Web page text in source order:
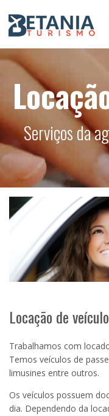
Serviços da
Locação de
Trabalhamos com
Temos veículos de
limusines entre outros.
Os veículos possuem
dia. Dependendo da